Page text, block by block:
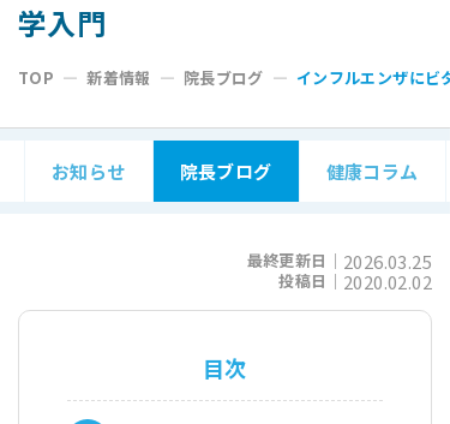
プ学入門
TOP —新着情報 — 院長ブログ — インフルエンザにビ
お知らせ 院長ブログ 健康コラム
投稿日｜ 2020.02.02
最終更新日｜ 2026.03.25
目次